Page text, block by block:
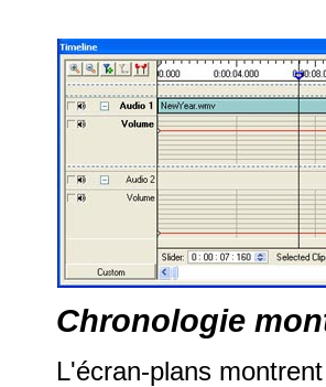
Chronologie
L'écran-plans